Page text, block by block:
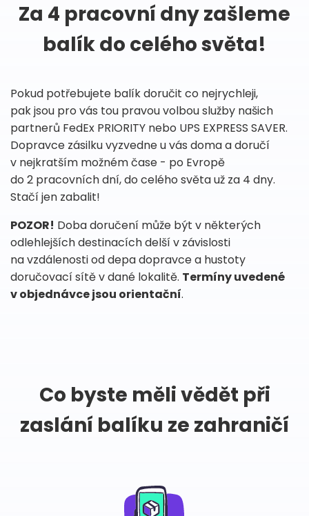
Za 4 pracovní dny zašleme
balík do celého světa!
Pokud potřebujete balík doručit co nejrychleji,
pak jsou pro vás tou pravou volbou služby našich
partnerů FedEx PRIORITY nebo UPS EXPRESS SAVER.
Dopravce zásilku vyzvedne u vás doma a doručí
v nejkratším možném čase - po Evropě
do 2 pracovních dní, do celého světa už za 4 dny.
Stačí jen zabalit!
POZOR! Doba doručení může být v některých
odlehlejších destinacích delší v závislosti
na vzdálenosti od depa dopravce a hustoty
doručovací sítě v dané lokalitě. Termíny uvedené
v objednávce jsou orientační.
Co byste měli vědět při
zaslání balíku ze zahraničí